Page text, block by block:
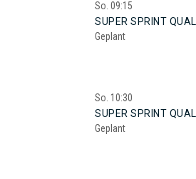
So. 09:15
SUPER SPRINT
Geplant
So. 10:30
SUPER SPRINT
Geplant